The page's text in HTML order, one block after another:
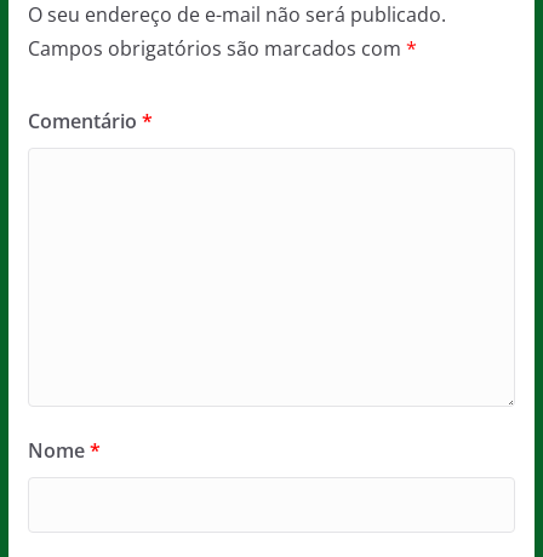
O seu endereço de e-mail não será publicado.
Campos obrigatórios são marcados com *
Comentário *
Nome*